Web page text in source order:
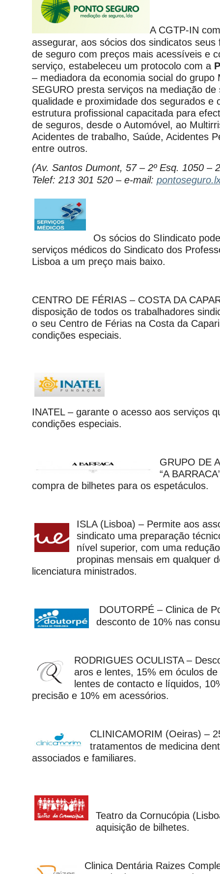
A CGTP-IN
assegurar, aos sócios dos sindicatos seus
de seguro com preços mais acessíveis e
serviço, estabeleceu um protocolo com a
– mediadora da economia social do grupo
SEGURO presta serviços na mediação de
qualidade e proximidade dos segurados e
estrutura profissional capacitada para
de seguros, desde o Automóvel, ao
Acidentes de trabalho, Saúde, Acidentes
entre outros.
(Av. Santos Dumont, 57 – 2º Esq. 1050 –
Telef: 213 301 520 – e-mail:
Os sócios do SIindicato
serviços médicos do Sindicato dos
Lisboa a um preço mais baixo.
CENTRO DE FÉRIAS – COSTA DA
disposição de todos os trabalhadores
o seu Centro de Férias na Costa da
condições especiais.
INATEL – garante o acesso aos serviços
condições especiais.
GRUPO DE
“A
compra de bilhetes para os espetáculos.
ISLA (Lisboa) – Permite aos
sindicato uma preparação
nível superior, com uma
propinas mensais em qualquer
licenciatura ministrados.
DOUTORPÉ – Clinica de
desconto de 10% nas
RODRIGUES OCULISTA –
aros e lentes, 15% em óculos
lentes de contacto e líquidos,
precisão e 10% em acessórios.
CLINICAMORIM (Oeiras) –
tratamentos de medicina
associados e familiares.
Teatro da Cornucópia
aquisição de bilhetes.
Clinica Dentária Raizes